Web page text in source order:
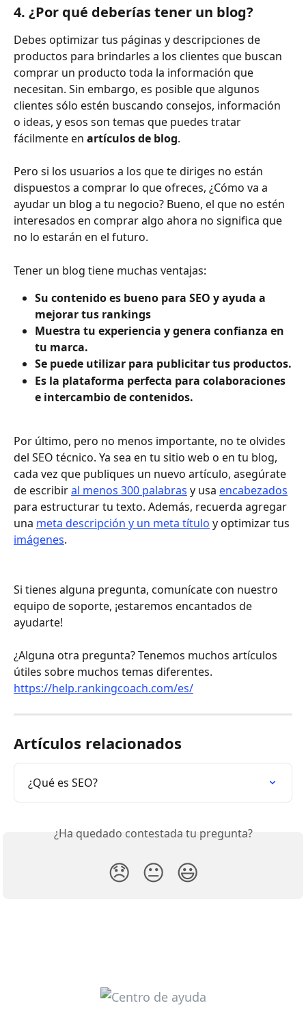
4. ¿Por qué deberías tener un blog?
Debes optimizar tus páginas y descripciones de
productos para brindarles a los clientes que buscan
comprar un producto toda la información que
necesitan. Sin embargo, es posible que algunos
clientes sólo estén buscando consejos, información
o ideas, y esos son temas que puedes tratar
fácilmente en artículos de blog.
Pero si los usuarios a los que te diriges no están
dispuestos a comprar lo que ofreces, ¿Cómo va a
ayudar un blog a tu negocio? Bueno, el que no estén
interesados en comprar algo ahora no significa que
no lo estarán en el futuro.
Tener un blog tiene muchas ventajas:
Su contenido es bueno para SEO y ayuda a
mejorar tus rankings
Muestra tu experiencia y genera confianza en
tu marca.
Se puede utilizar para publicitar tus productos.
Es la plataforma perfecta para colaboraciones
e intercambio de contenidos.
Por último, pero no menos importante, no te olvides
del SEO técnico. Ya sea en tu sitio web o en tu blog,
cada vez que publiques un nuevo artículo, asegúrate
de escribir al menos 300 palabras y usa encabezados
para estructurar tu texto. Además, recuerda agregar
una meta descripción y un meta título y optimizar tus
imágenes.
Si tienes alguna pregunta, comunícate con nuestro
equipo de soporte, ¡estaremos encantados de
ayudarte!
¿Alguna otra pregunta? Tenemos muchos artículos
útiles sobre muchos temas diferentes.
https://help.rankingcoach.com/es/
Artículos relacionados
¿Qué es SEO?
¿Ha quedado contestada tu pregunta?
😞 😐 😃